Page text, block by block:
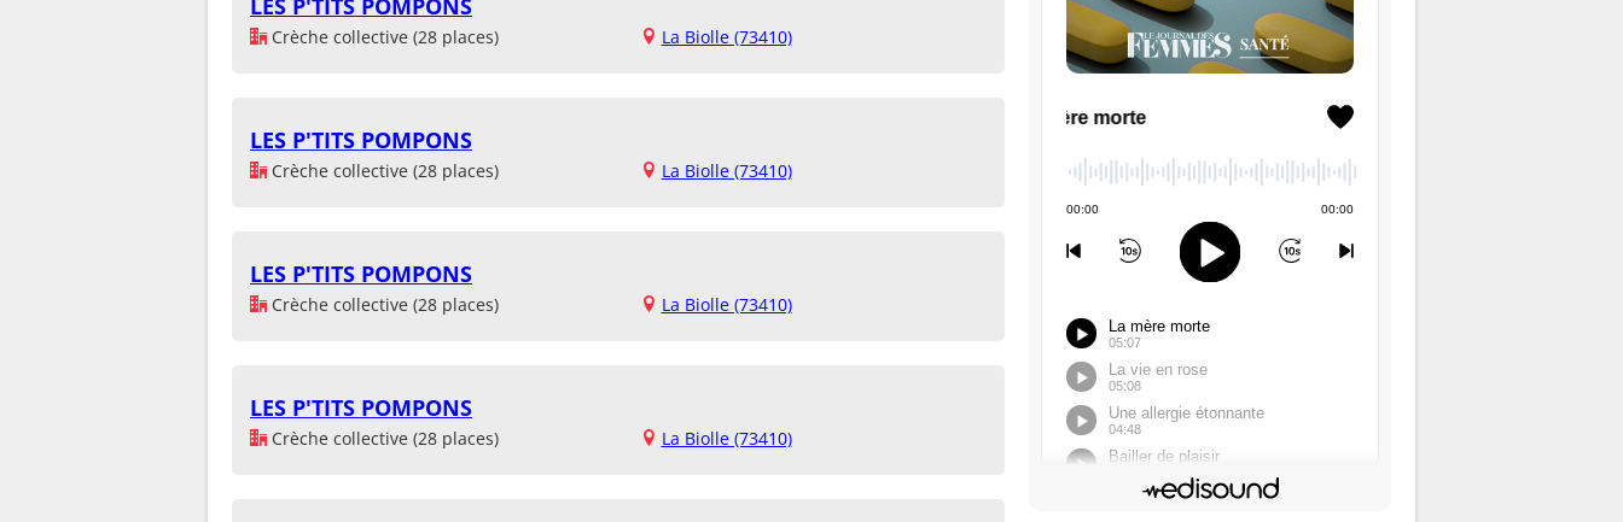
LES P'TITS POMPONS
Crèche collective (28 places) La Biolle (73410)
LES P'TITS POMPONS
Crèche collective (28 places) La Biolle (73410)
LES P'TITS POMPONS
Crèche collective (28 places) La Biolle (73410)
LES P'TITS POMPONS
Crèche collective (28 places) La Biolle (73410)